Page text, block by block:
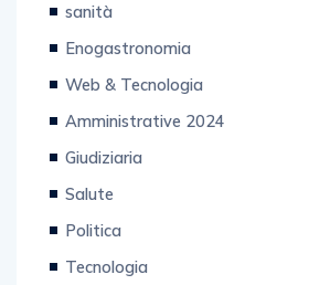
sanità
Enogastronomia
Web & Tecnologia
Amministrative 2024
Giudiziaria
Salute
Politica
Tecnologia